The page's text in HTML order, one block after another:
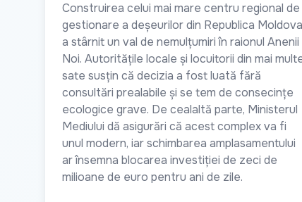
Construirea celui mai mare centru regional de
gestionare a deșeurilor din Republica Moldova
a stârnit un val de nemulțumiri în raionul Anenii
Noi. Autoritățile locale și locuitorii din mai
sate susțin că decizia a fost luată fără
consultări prealabile și se tem de consecințe
ecologice grave. De cealaltă parte, Ministerul
Mediului dă asigurări că acest complex va fi
unul modern, iar schimbarea amplasamentului
ar însemna blocarea investiției de zeci de
milioane de euro pentru ani de zile.